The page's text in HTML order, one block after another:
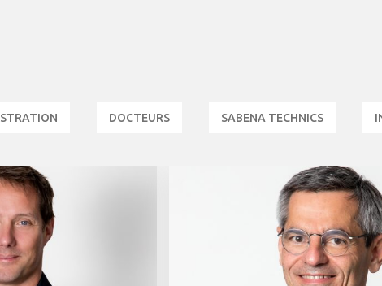
DOCTEURS SABENA TECHNICS